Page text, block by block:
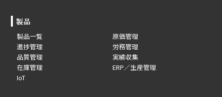
製品
製品一覧
進捗管理
品質管理
在庫管理
IoT
原価管理
労務管理
実績収集
ERP／生産管理